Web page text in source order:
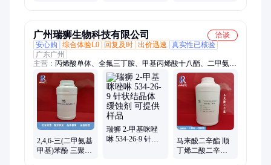
广州瑞狮生物科技有限公司
洽谈
安心购
综合体验L0 回复及时 出价迅速
真实性已核验
广东广州
主营： 丙烯酸单体、全氟三丁胺、甲基丙烯酸十八酯、二甲氨基
甲基、乙二醇二缩水甘油醚、催化剂、催干剂、环氧稀释剂、增
塑剂、偶联剂、交联剂、橡胶塑料助剂、电镀电子科技材料、丙
烯酸酯类
2,4,6-三(二甲氨基
甲基)苯酚 三聚催
瑞狮 2-甲基咪唑
啉 534-26-9 针状
马来酸二辛酯 顺
丁烯二酸二辛酯